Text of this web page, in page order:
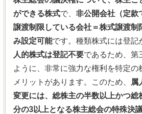
ができる株式で、 非公開会社（定款
譲渡制限している会社＝株式譲渡制
み設定可能です。種類株式には登記
人的株式は登記不要であるため、第
ように、非常に強力な権利を特定の
メリットがあります。このため、
属
変更には、総株主の半数以上かつ総
分の3以上となる株主総会の特殊決